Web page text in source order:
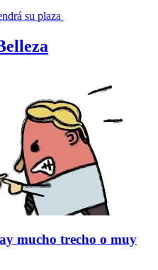
su plaza
mucho trecho o muy